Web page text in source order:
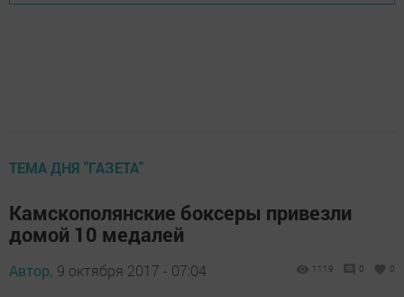
ТЕМА ДНЯ "ГАЗЕТА"
Камскополянские боксеры привезли
домой 10 медалей
Автор, 9 октября 2017 - 07:04 1119 0 0